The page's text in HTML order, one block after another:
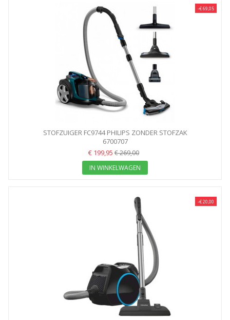
-€ 69,05
STOFZUIGER FC9744 PHILIPS ZONDER STOFZAK
6700707
€ 199,95 € 269,00
IN WINKELWAGEN
-€ 20,00